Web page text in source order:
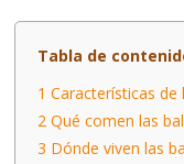
Tabla de
1 Características de
2 Qué comen las
3 Dónde viven las